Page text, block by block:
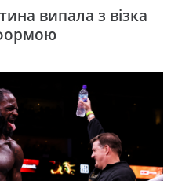
випала з візка